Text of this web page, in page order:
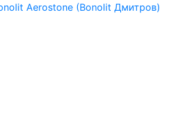
Aerostone (Bonolit Дмитров)